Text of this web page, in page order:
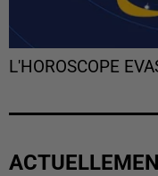
L'HOROSCOPE